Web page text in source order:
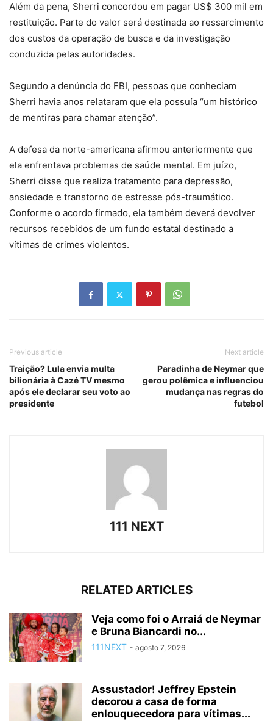
Além da pena, Sherri concordou em pagar US$ 300 mil em
restituição. Parte do valor será destinada ao ressarcimento
dos custos da operação de busca e da investigação
conduzida pelas autoridades.
Segundo a denúncia do FBI, pessoas que conheciam
Sherri havia anos relataram que ela possuía “um histórico
de mentiras para chamar atenção”.
A defesa da norte-americana afirmou anteriormente que
ela enfrentava problemas de saúde mental. Em juízo,
Sherri disse que realiza tratamento para depressão,
ansiedade e transtorno de estresse pós-traumático.
Conforme o acordo firmado, ela também deverá devolver
recursos recebidos de um fundo estatal destinado a
vítimas de crimes violentos.
Previous article
Traição? Lula envia multa
bilionária à Cazé TV mesmo
após ele declarar seu voto ao
presidente
Next article
Paradinha de Neymar que
gerou polêmica e influenciou
mudança nas regras do
futebol
111 NEXT
RELATED ARTICLES
Veja como foi o Arraiá de Neymar
e Bruna Biancardi no...
111NEXT - agosto 7, 2026
Assustador! Jeffrey Epstein
decorou a casa de forma
enlouquecedora para vítimas...